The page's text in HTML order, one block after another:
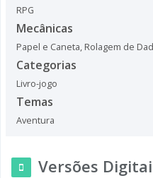
RPG
Mecânicas
Papel e Caneta, Rolagem de
Categorias
Livro-jogo
Temas
Aventura
Versões